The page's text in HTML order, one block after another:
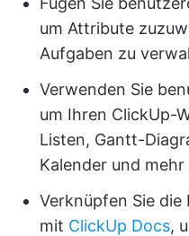
um Attribute
Aufgaben zu
Verwenden Sie
um Ihren ClickUp-
Listen, Gantt-
Kalender und
Verknüpfen Sie
mit ClickUp Docs,